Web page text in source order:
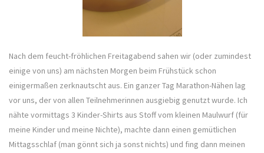
Nach dem feucht-fröhlichen Freitagabend sahen wir (oder zumindest
einige von uns) am nächsten Morgen beim Frühstück schon
einigermaßen zerknautscht aus. Ein ganzer Tag Marathon-Nähen lag
vor uns, der von allen Teilnehmerinnen ausgiebig genutzt wurde. Ich
nähte vormittags 3 Kinder-Shirts aus Stoff vom kleinen Maulwurf (für
meine Kinder und meine Nichte), machte dann einen gemütlichen
Mittagsschlaf (man gönnt sich ja sonst nichts) und fing dann meinen